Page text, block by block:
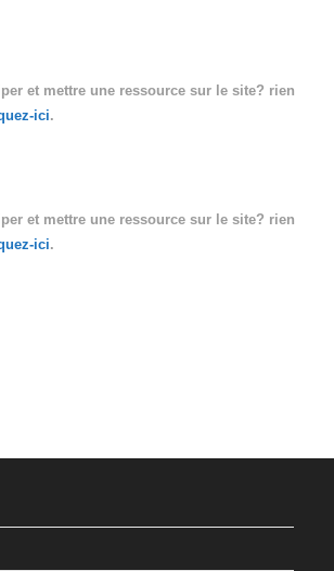
et mettre une ressource sur le site? rien
ici.
et mettre une ressource sur le site? rien
ici.